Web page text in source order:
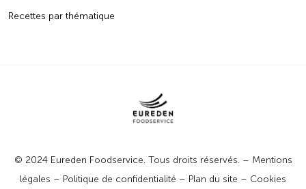
Recettes par thématique
© 2024 Eureden Foodservice. Tous droits réservés. – Mentions
légales – Politique de confidentialité – Plan du site – Cookies